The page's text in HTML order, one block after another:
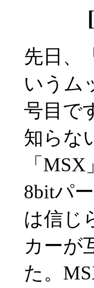
先日、「
いうム
号目で
知らな
「
8bitパ
は信じ
カーが
た。